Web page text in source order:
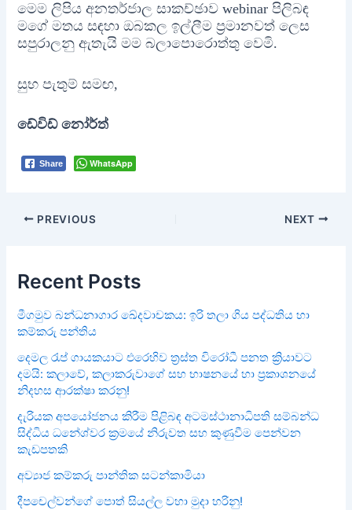
මෙම ලිපිය අනතර්ජාල සාකච්ඡාව webinar පිලිබඳ
මගේ මතය සඳහා ඔබකල ඉල්ලීම ප්‍රමානවත් ලෙස
සපුරාලනු ඇතැයි මම බලාපොරොත්තු වෙමි.
සුභ පැතුම් සමඟ,
ඩේවිඩ් නෝර්ත්
Share WhatsApp
Post
PREVIOUS NEXT
Recent Posts
මීගමුව බන්ධනාගාර ඛේදවාචකය: ඉරි තලා ගිය පද්ධතිය හා
කම්කරු පන්තිය
දෙමල රැප් ගායකයාට එරෙහිව ත්‍රස්ත විරෝධී පනත ක්‍රියාවට
දමයි: කලාවේ, කලාකරුවාගේ සහ භාෂනයේ හා ප්‍රකාශනයේ
නිදහස ආරක්ෂා කරනු!
දැරියක අපයෝජනය කිරීම පිළිබඳ අටමස්ථානාධිපති සම්බන්ධ
සිද්ධිය ධනේශ්වර ක්‍රමයේ නිරුවත සහ කුණුවීම පෙන්වන
කැඩපතකි
අව්‍යාජ කම්කරු පාන්තික සටන්කාමියා
දීපචෙල්වන්ගේ පොත් සියල්ල වහා මුදා හරිනු!